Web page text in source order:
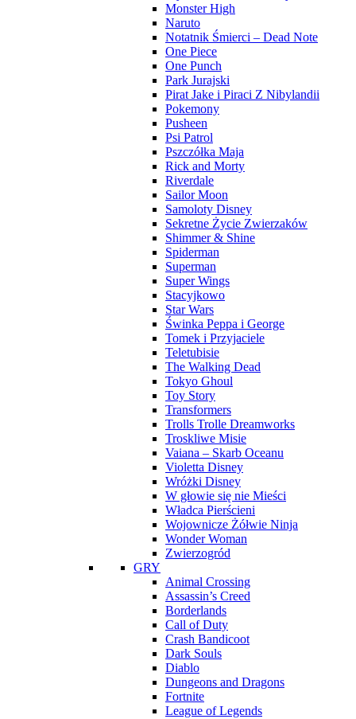
Monster High
Naruto
Notatnik Śmierci – Dead Note
One Piece
One Punch
Park Jurajski
Pirat Jake i Piraci Z Nibylandii
Pokemony
Pusheen
Psi Patrol
Pszczółka Maja
Rick and Morty
Riverdale
Sailor Moon
Samoloty Disney
Sekretne Życie Zwierzaków
Shimmer & Shine
Spiderman
Superman
Super Wings
Stacyjkowo
Star Wars
Świnka Peppa i George
Tomek i Przyjaciele
Teletubisie
The Walking Dead
Tokyo Ghoul
Toy Story
Transformers
Trolls Trolle Dreamworks
Troskliwe Misie
Vaiana – Skarb Oceanu
Violetta Disney
Wróżki Disney
W głowie się nie Mieści
Władca Pierścieni
Wojownicze Żółwie Ninja
Wonder Woman
Zwierzogród
GRY
Animal Crossing
Assassin’s Creed
Borderlands
Call of Duty
Crash Bandicoot
Dark Souls
Diablo
Dungeons and Dragons
Fortnite
League of Legends